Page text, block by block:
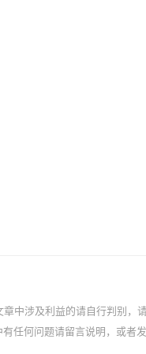
章中涉及利益的请自行判别，
任何问题请留言说明，或者